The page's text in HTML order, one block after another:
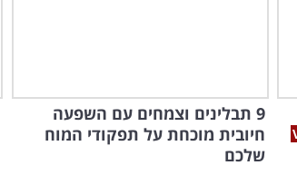
9 תבלינים וצמחים עם השפעה
חיובית מוכחת על תפקודי המוח
שלכם